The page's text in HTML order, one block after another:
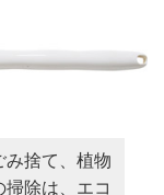
み捨て、植物
除は、エコ